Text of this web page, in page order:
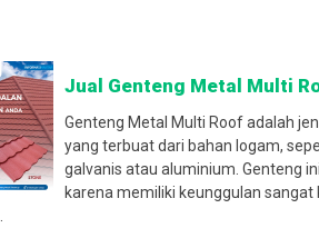
Jual Genteng Metal Multi
Genteng Metal Multi Roof adalah
yang terbuat dari bahan logam,
galvanis atau aluminium. Genteng
karena memiliki keunggulan sangat